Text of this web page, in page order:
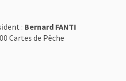
: Bernard FANTI
Cartes de Pêche